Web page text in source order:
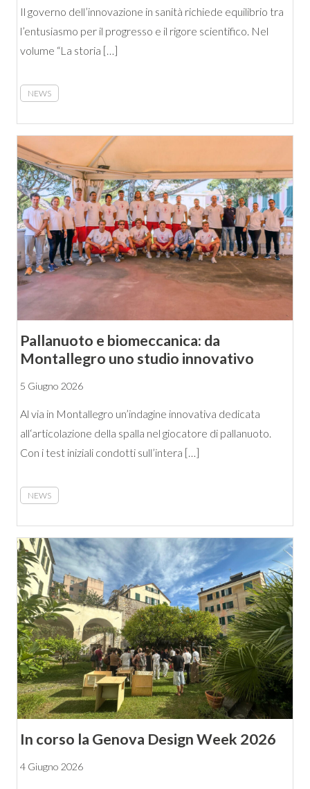
Il governo dell’innovazione in sanità richiede equilibrio tra
l’entusiasmo per il progresso e il rigore scientifico. Nel
volume “La storia […]
NEWS
Pallanuoto e biomeccanica: da
Montallegro uno studio innovativo
5 Giugno 2026
Al via in Montallegro un’indagine innovativa dedicata
all‘articolazione della spalla nel giocatore di pallanuoto.
Con i test iniziali condotti sull’intera […]
NEWS
In corso la Genova Design Week 2026
4 Giugno 2026